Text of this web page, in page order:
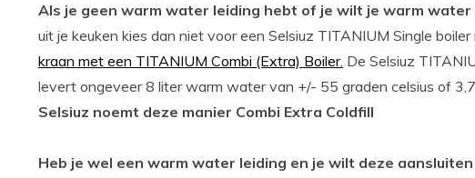
Als je geen warm water leiding hebt of je wilt je warm
uit je keuken kies dan niet voor een Selsiuz TITANIUM Single
kraan met een TITANIUM Combi (Extra) Boiler. De Selsiuz
levert ongeveer 8 liter warm water van +/- 55 graden celsius of
Selsiuz noemt deze manier Combi Extra Coldfill
Heb je wel een warm water leiding en je wilt deze aansluiten